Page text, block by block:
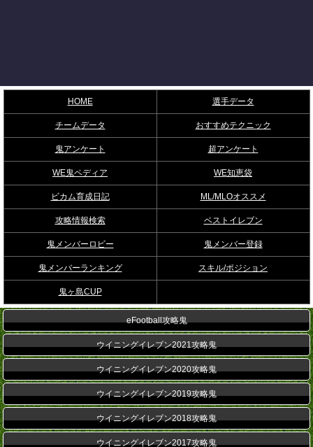
HOME 選手データ
チームデータ おすすめテクニック
鬼アンケート 超アンケート
WE鬼ペディア WE知恵袋
ビカム育成日記 ML/MLOオススメ
攻略情報検索 ベストイレブン
鬼メンバーロビー 鬼メンバー登録
鬼メンバーランキング スキル/ポジション
鬼ヶ島CUP
eFootball攻略鬼
ウイニングイレブン2021攻略鬼
ウイニングイレブン2020攻略鬼
ウイニングイレブン2019攻略鬼
ウイニングイレブン2018攻略鬼
ウイニングイレブン2017攻略鬼